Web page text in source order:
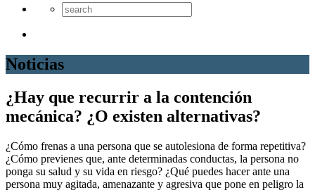
Noticias
¿Hay que recurrir a la contención
mecánica? ¿O existen alternativas?
¿Cómo frenas a una persona que se autolesiona de forma repetitiva?
¿Cómo previenes que, ante determinadas conductas, la persona no
ponga su salud y su vida en riesgo? ¿Qué puedes hacer ante una
persona muy agitada, amenazante y agresiva que pone en peligro la